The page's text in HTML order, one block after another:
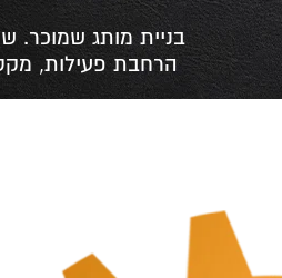
בניית מותג שמוכר.